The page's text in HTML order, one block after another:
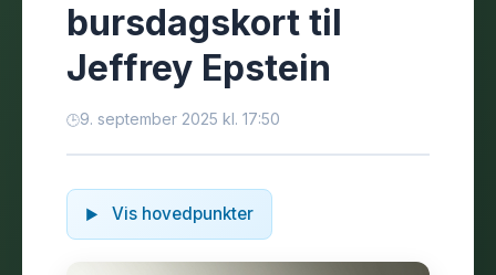
bursdagskort til
Jeffrey Epstein
9. september 2025 kl. 17:50
Vis hovedpunkter